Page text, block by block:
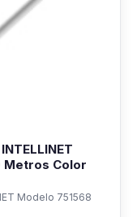
Metros Color
Modelo 751568